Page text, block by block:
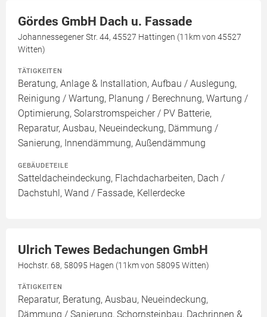
Gördes GmbH Dach u. Fassade
Johannessegener Str. 44, 45527 Hattingen (11km von 45527
Witten)
TÄTIGKEITEN
Beratung, Anlage & Installation, Aufbau / Auslegung,
Reinigung / Wartung, Planung / Berechnung, Wartung /
Optimierung, Solarstromspeicher / PV Batterie,
Reparatur, Ausbau, Neueindeckung, Dämmung /
Sanierung, Innendämmung, Außendämmung
GEBÄUDETEILE
Satteldacheindeckung, Flachdacharbeiten, Dach /
Dachstuhl, Wand / Fassade, Kellerdecke
Ulrich Tewes Bedachungen GmbH
Hochstr. 68, 58095 Hagen (11km von 58095 Witten)
TÄTIGKEITEN
Reparatur, Beratung, Ausbau, Neueindeckung,
Dämmung / Sanierung, Schornsteinbau, Dachrinnen &